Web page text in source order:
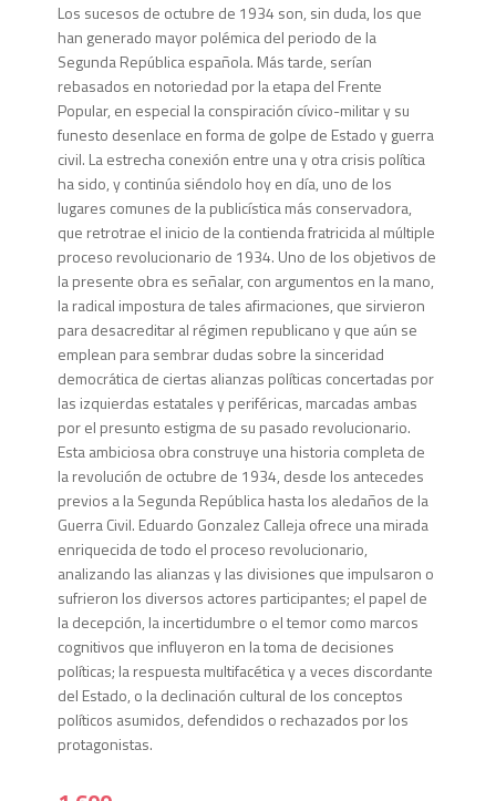
Los sucesos de octubre de 1934 son, sin duda, los que
han generado mayor polémica del periodo de la
Segunda República española. Más tarde, serían
rebasados en notoriedad por la etapa del Frente
Popular, en especial la conspiración cívico-militar y su
funesto desenlace en forma de golpe de Estado y guerra
civil. La estrecha conexión entre una y otra crisis política
ha sido, y continúa siéndolo hoy en día, uno de los
lugares comunes de la publicística más conservadora,
que retrotrae el inicio de la contienda fratricida al múltiple
proceso revolucionario de 1934. Uno de los objetivos de
la presente obra es señalar, con argumentos en la mano,
la radical impostura de tales afirmaciones, que sirvieron
para desacreditar al régimen republicano y que aún se
emplean para sembrar dudas sobre la sinceridad
democrática de ciertas alianzas políticas concertadas por
las izquierdas estatales y periféricas, marcadas ambas
por el presunto estigma de su pasado revolucionario.
Esta ambiciosa obra construye una historia completa de
la revolución de octubre de 1934, desde los antecedes
previos a la Segunda República hasta los aledaños de la
Guerra Civil. Eduardo Gonzalez Calleja ofrece una mirada
enriquecida de todo el proceso revolucionario,
analizando las alianzas y las divisiones que impulsaron o
sufrieron los diversos actores participantes; el papel de
la decepción, la incertidumbre o el temor como marcos
cognitivos que influyeron en la toma de decisiones
políticas; la respuesta multifacética y a veces discordante
del Estado, o la declinación cultural de los conceptos
políticos asumidos, defendidos o rechazados por los
protagonistas.